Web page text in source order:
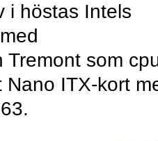
i höstas Intels
Tremont som
Nano ITX-kort